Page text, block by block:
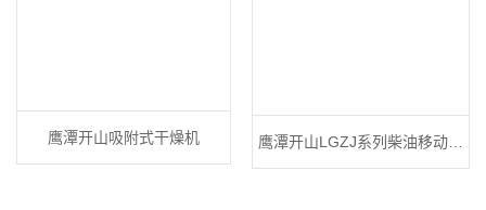
鹰潭开山吸附式干燥机 鹰潭开山LGZJ系列柴油移动空